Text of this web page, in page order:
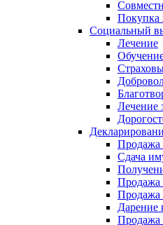
Покупка
Социальный
Лечение
Лечение
Продажа
Сдача
Продажа
Продажа
Дарение
Продажа